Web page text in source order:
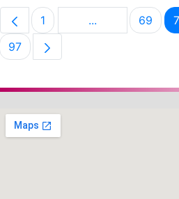
Página
1 ...Páginas 69
Página
97